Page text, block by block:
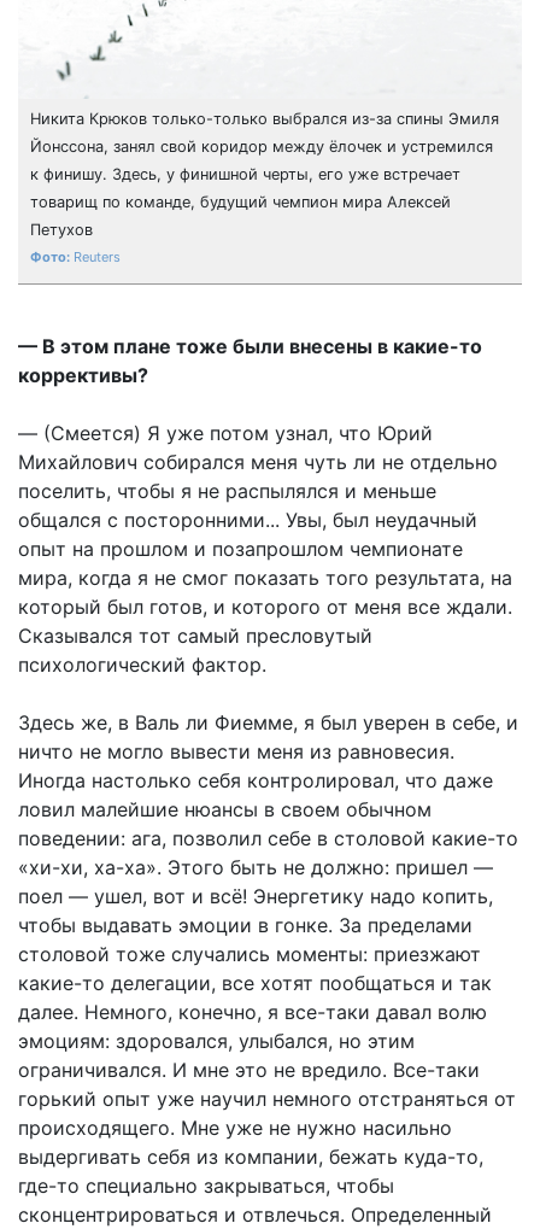
Никита Крюков только-только выбрался из-за спины Эмиля
Йонссона, занял свой коридор между ёлочек и устремился
к финишу. Здесь, у финишной черты, его уже встречает
товарищ по команде, будущий чемпион мира Алексей
Петухов
Reuters
— В этом плане тоже были внесены в какие-то
коррективы?
— (Смеется) Я уже потом узнал, что Юрий
Михайлович собирался меня чуть ли не отдельно
поселить, чтобы я не распылялся и меньше
общался с посторонними... Увы, был неудачный
опыт на прошлом и по­за­прош­лом чемпионате
мира, когда я не смог показать того результата, на
который был готов, и которого от меня все ждали.
Сказывался тот самый пресловутый
психологический фактор.
Здесь же, в Валь ли Фиемме, я был уверен в себе, и
ничто не могло вывести меня из равновесия.
Иногда настолько себя контролировал, что даже
ловил малейшие нюансы в своем обычном
поведении: ага, позволил себе в столовой какие-то
«хи-хи, ха-ха». Этого быть не должно: пришел —
поел — ушел, вот и всё! Энергетику надо копить,
чтобы выдавать эмоции в гонке. За пределами
столовой тоже случались моменты: приезжают
какие-то делегации, все хотят пообщаться и так
далее. Немного, конечно, я все-таки давал волю
эмоциям: здоровался, улыбался, но этим
ограничивался. И мне это не вредило. Все-таки
горький опыт уже научил немного отстраняться от
происходящего. Мне уже не нужно насильно
выдергивать себя из компании, бежать куда-то,
где-то специально закрываться, чтобы
сконцентрироваться и отвлечься. Определенный